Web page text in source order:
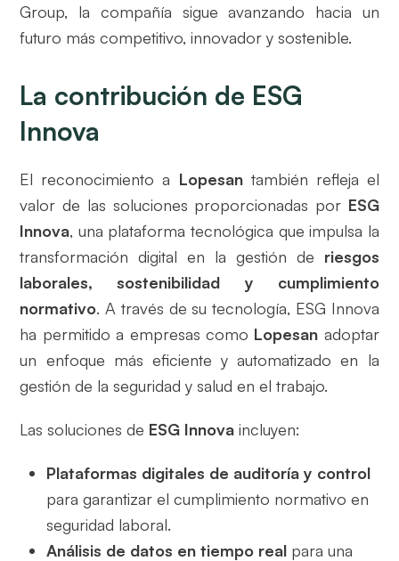
Group, la compañía sigue avanzando hacia un
futuro más competitivo, innovador y sostenible.
La contribución de ESG
Innova
El reconocimiento a Lopesantambién refleja el
valor de las soluciones proporcionadas por ESG
Innova, una plataforma tecnológica que impulsa la
transformación digital en la gestión de riesgos
laborales, sostenibilidad y cumplimiento
normativo. A través de su tecnología, ESG Innova
ha permitido a empresas como Lopesan adoptar
un enfoque más eficiente y automatizado en la
gestión de la seguridad y salud en el trabajo.
Las soluciones de ESG Innova incluyen:
Plataformas digitales de auditoría y control
para garantizar el cumplimiento normativo en
seguridad laboral.
Análisis de datos en tiempo real para una